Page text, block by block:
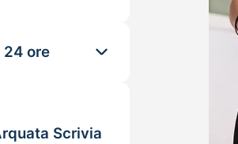
24 ore
Scrivia